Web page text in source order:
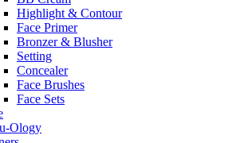
Highlight & Contour
Face Primer
Bronzer & Blusher
Setting
Concealer
Face Brushes
Face Sets
Ology